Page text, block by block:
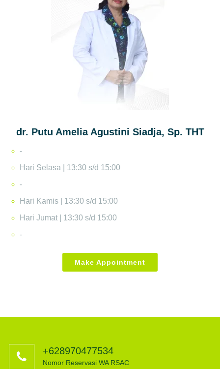
dr. Putu Amelia Agustini Siadja, Sp. THT
-
Hari Selasa | 13:30 s/d 15:00
-
Hari Kamis | 13:30 s/d 15:00
Hari Jumat | 13:30 s/d 15:00
-
Make Appointment
+628970477534
Nomor Reservasi WA RSAC